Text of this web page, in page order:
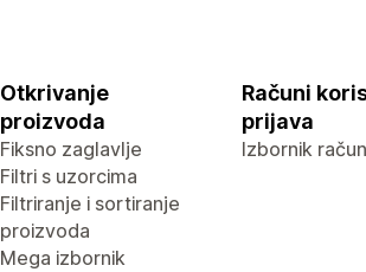
Otkrivanje
proizvoda
Fiksno zaglavlje
Filtri s uzorcima
Filtriranje i sortiranje
proizvoda
Mega izbornik
Računi
prijava
Izbornik